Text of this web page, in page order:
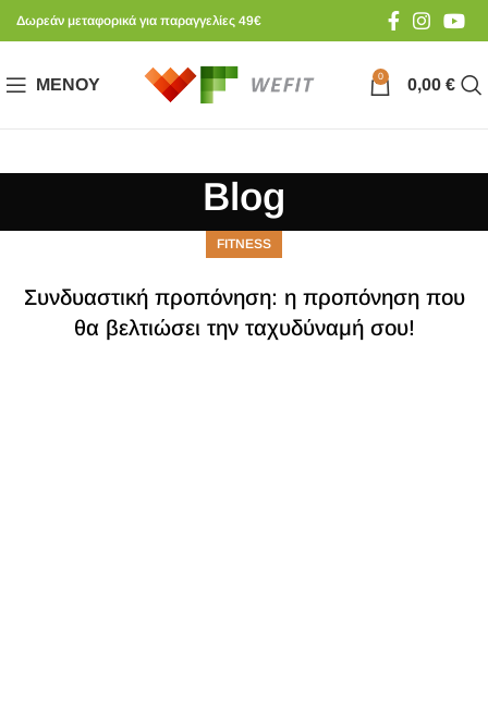
Δωρεάν μεταφορικά για παραγγελίες 49€
ΜΕΝΟΎ 0 0,00 €
Blog
FITNESS
Συνδυαστική προπόνηση: η προπόνηση που
θα βελτιώσει την ταχυδύναμή σου!